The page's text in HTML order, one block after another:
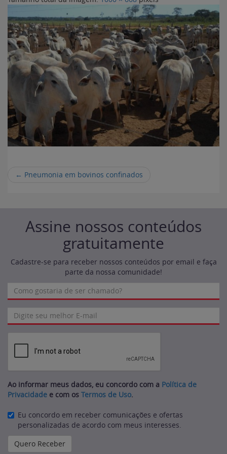
← Pneumonia em bovinos confinados
Assine nossos conteúdos
gratuitamente
Cadastre-se para receber nossos conteúdos por email e faça
parte da nossa comunidade!
Ao informar meus dados, eu concordo com a Política de
Privacidade e com os Termos de Uso.
Eu concordo em receber comunicações e ofertas
personalizadas de acordo com meus interesses.